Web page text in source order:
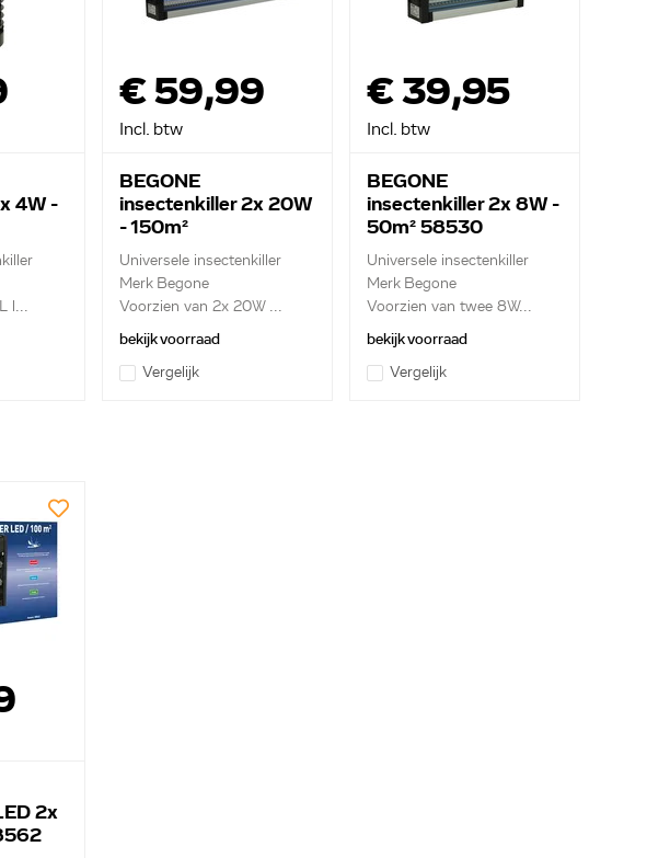
4W -
l...
€ 59,99
Incl. btw
BEGONE
insectenkiller 2x 20W
- 150m²
Universele insectenkiller
Merk Begone
Voorzien van 2x 20W ...
bekijk voorraad
Vergelijk
€ 39,95
Incl. btw
BEGONE
insectenkiller 2x 8W -
50m² 58530
Universele insectenkiller
Merk Begone
Voorzien van twee 8W...
bekijk voorraad
Vergelijk
2x